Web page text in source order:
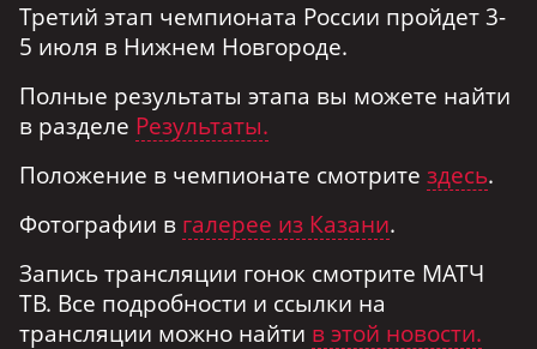
Третий этап чемпионата России пройдет 3-
5 июля в Нижнем Новгороде.
Полные результаты этапа вы можете найти
в разделе Результаты.
Положение в чемпионате смотрите здесь.
Фотографии в галерее из Казани.
Запись трансляции гонок смотрите МАТЧ
ТВ. Все подробности и ссылки на
трансляции можно найти в этой новости.